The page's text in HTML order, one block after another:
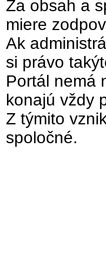
Za obsah a
miere
Ak
si právo
Portál nemá
konajú vždy
Z týmito
spoločné.